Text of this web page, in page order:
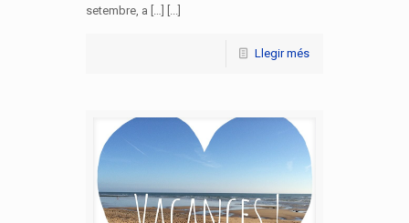
setembre, a […] [...]
Llegir més